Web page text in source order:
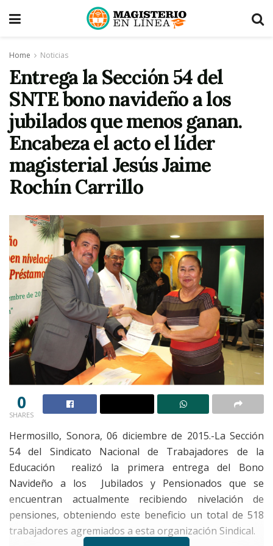
Home Noticias
Entrega la Sección 54 del
SNTE bono navideño a los
jubilados que menos ganan.
Encabeza el acto el líder
magisterial Jesús Jaime
Rochín Carrillo
0
SHARES
Hermosillo, Sonora, 06 diciembre de 2015.-La Sección
54 del Sindicato Nacional de Trabajadores de la
Educación realizó la primera entrega del Bono
Navideño a los Jubilados y Pensionados que se
encuentran actualmente recibiendo nivelación de
pensiones, obteniendo este beneficio un total de 518
trabajadores agremiados a esta organización Sindical.